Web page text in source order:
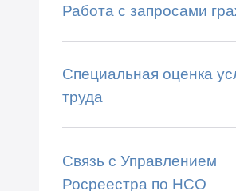
Работа с запросами
Специальная оценка
труда
Связь с Управлением
Росреестра по НСО